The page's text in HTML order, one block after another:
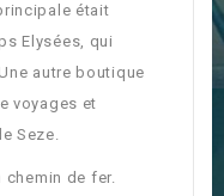
était
Elysées, qui
autre boutique
voyages et
Seze.
de fer.